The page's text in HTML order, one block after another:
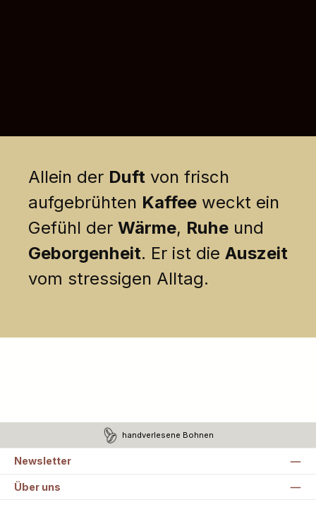
Allein der Duft von frisch
aufgebrühten Kaffee weckt ein
Gefühl der Wärme, Ruhe und
Geborgenheit. Er ist die Auszeit
vom stressigen Alltag.
handverlesene Bohnen
Newsletter
Über uns